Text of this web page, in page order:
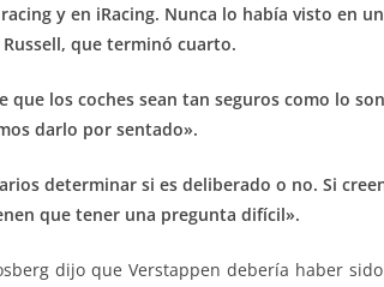
y en iRacing. Nunca lo había visto en
que terminó cuarto.
que los coches sean tan seguros como lo
darlo por sentado».
determinar si es deliberado o no. Si
que tener una pregunta difícil».
dijo que Verstappen debería haber